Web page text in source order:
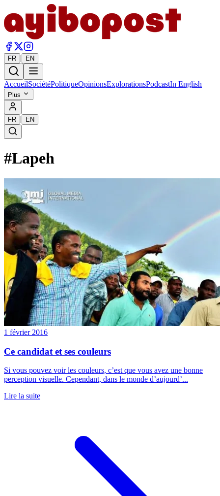
FR | EN
AccueilSociétéPolitiqueOpinionsExplorationsPodcastIn English
Plus
FR | EN
#Lapeh
1 février 2016
Ce candidat et ses couleurs
Si vous pouvez voir les couleurs, c’est que vous avez une bonne
perception visuelle. Cependant, dans le monde d’aujourd’...
Lire la suite